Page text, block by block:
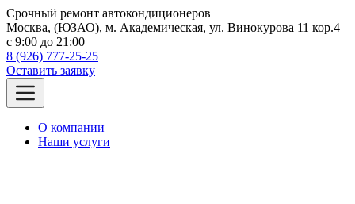
Срочный ремонт автокондиционеров
Москва, (ЮЗАО), м. Академическая, ул. Винокурова 11 кор.4
c 9:00 до 21:00
8 (926) 777-25-25
Оставить заявку
О компании
Наши услуги